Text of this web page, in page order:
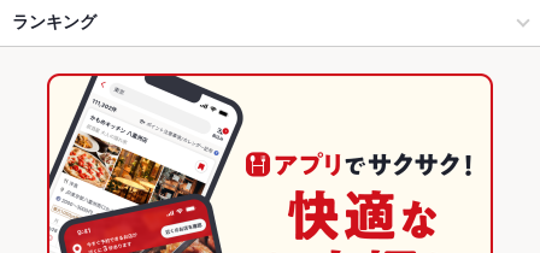
長崎市 × 居酒屋
長崎市 × 和風
思案橋駅 × 居酒屋
思案橋駅 × 和風
浜町・中通り × 居酒屋
浜町・中通り × 和風
長崎 × 居酒屋
長崎 × 和風
観光通駅
思案橋駅
崇福寺駅
ランキング
長崎のグルメランキング
長崎の居酒屋ランキング
長崎市のグルメランキング
長崎市の居酒屋ランキング